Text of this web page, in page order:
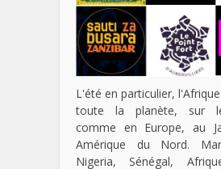
L'été en particulier,
toute la planète, sur
comme en Europe, au
Amérique du Nord.
Nigeria, Sénégal,